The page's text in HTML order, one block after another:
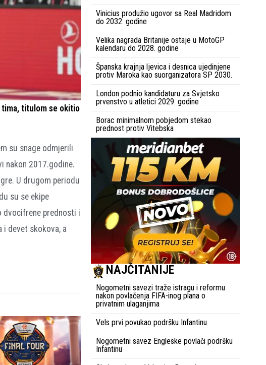
tima, titulom se okitio
su snage odmjerili
nakon 2017.godine.
U drugom periodu
su se ekipe
dvocifrene prednosti i
i devet skokova, a
Vinicius produžio ugovor sa Real Madridom
do 2032. godine
Velika nagrada Britanije ostaje u MotoGP
kalendaru do 2028. godine
Španska krajnja ljevica i desnica ujedinjene
protiv Maroka kao suorganizatora SP 2030.
London podnio kandidaturu za Svjetsko
prvenstvo u atletici 2029. godine
Borac minimalnom pobjedom stekao
prednost protiv Vitebska
NAJČITANIJE
Nogometni savezi traže istragu i reformu
nakon povlačenja FIFA-inog plana o
privatnim ulaganjima
Vels prvi povukao podršku Infantinu
Nogometni savez Engleske povlači podršku
Infantinu